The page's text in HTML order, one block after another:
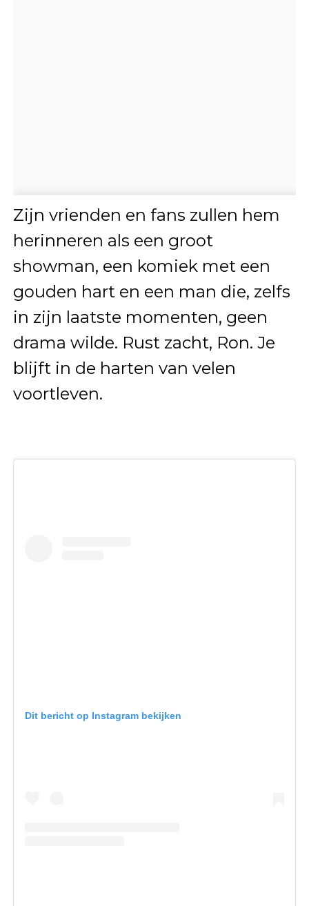
Zijn vrienden en fans zullen hem
herinneren als een groot
showman, een komiek met een
gouden hart en een man die, zelfs
in zijn laatste momenten, geen
drama wilde. Rust zacht, Ron. Je
blijft in de harten van velen
voortleven.
Dit bericht op Instagram bekijken